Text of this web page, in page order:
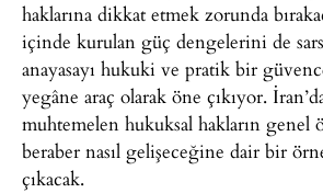
haklarına dikkat etmek zorunda
içinde kurulan güç dengelerini de
anayasayı hukuki ve pratik bir
yegâne araç olarak öne çıkıyor.
muhtemelen hukuksal hakların genel
beraber nasıl gelişeceğine dair bir
çıkacak.